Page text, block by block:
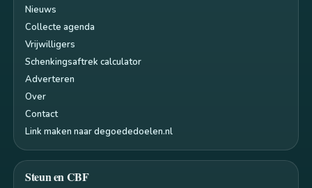
Nieuws
Collecte agenda
Vrijwilligers
Schenkingsaftrek calculator
Adverteren
Over
Contact
Link maken naar degoededoelen.nl
Steun en CBF